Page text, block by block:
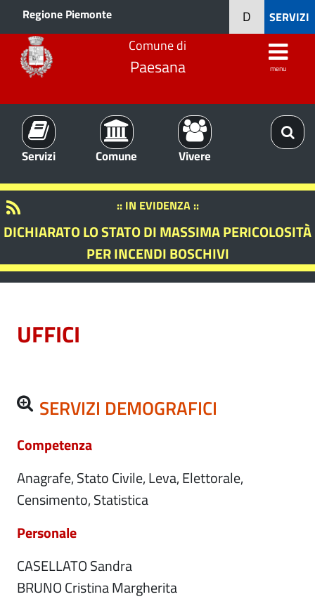
Regione Piemonte SERVIZI
D
Comune di
Paesana menu
Servizi Comune Vivere
:: IN EVIDENZA ::
DICHIARATO LO STATO DI MASSIMA PERICOLOSITÀ
PER INCENDI BOSCHIVI
UFFICI
SERVIZI DEMOGRAFICI
Competenza
Anagrafe, Stato Civile, Leva, Elettorale,
Censimento, Statistica
Personale
CASELLATO Sandra
BRUNO Cristina Margherita